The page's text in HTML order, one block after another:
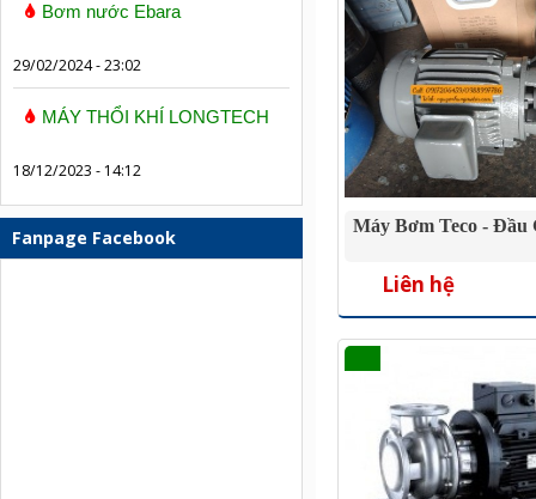
Bơm nước Ebara
29/02/2024 - 23:02
MÁY THỔI KHÍ LONGTECH
18/12/2023 - 14:12
Fanpage Facebook
Máy Bơm Teco - Đầu
Liên hệ